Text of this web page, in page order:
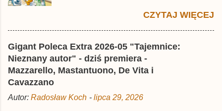
Jednak wbrew temu, na co wskazuje
nazwa tomu, nie będzie to przedruk
młodego Kaczora Donalda i jego
przyjaciół, lecz prawdopodobnie znajdą
się tam opowieści z wydań 9-10 .
kosztowała 37,99 zł. W środku znajdą
CZYTAJ WIĘCEJ
Gigant Poleca Extra 2026-05 "Tajemnice:
Nieznany autor" - dziś premiera -
Mazzarello, Mastantuono, De Vita i
Cavazzano
Autor: Radosław Koch - lipca 29, 2026